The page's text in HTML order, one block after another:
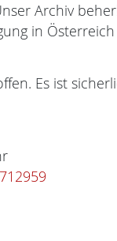
Archiv
in
Es ist